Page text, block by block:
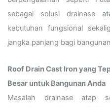
sebagai solusi drainase
kebutuhan fungsional
jangka panjang bagi
Roof Drain Cast Iron yang
Besar untuk Bangunan Anda
Masalah drainase atap